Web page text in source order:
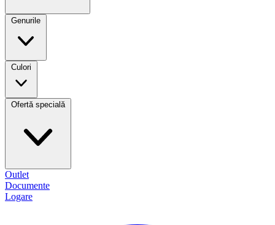
Genurile
Culori
Ofertă specială
Outlet
Documente
Logare